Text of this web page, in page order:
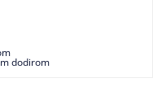
dodirom